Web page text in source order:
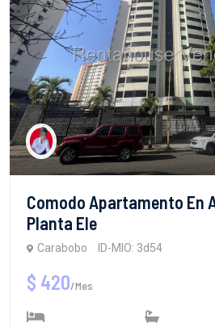
Comodo Apartamento En
Planta Ele
Carabobo ID-MIO: 3d54
$ 420/Mes